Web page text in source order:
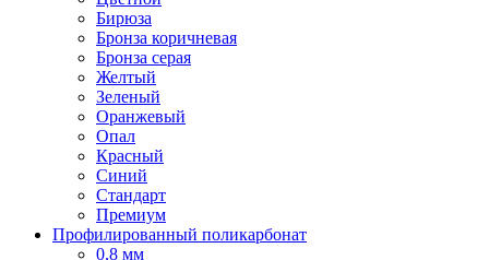
Бирюза
Бронза коричневая
Бронза серая
Желтый
Зеленый
Оранжевый
Опал
Красный
Синий
Стандарт
Премиум
Профилированный поликарбонат
0,8 мм